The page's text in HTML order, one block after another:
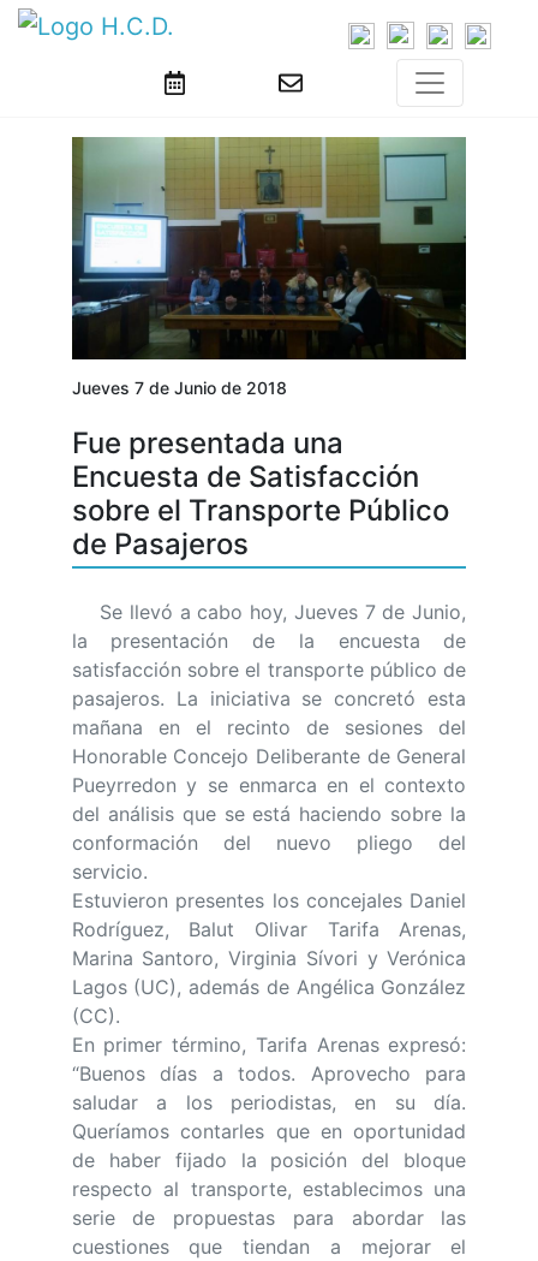
Jueves 7 de Junio de 2018
Fue presentada una
Encuesta de Satisfacción
sobre el Transporte Público
de Pasajeros
Se llevó a cabo hoy, Jueves 7 de Junio,
la presentación de la encuesta de
satisfacción sobre el transporte público de
pasajeros. La iniciativa se concretó esta
mañana en el recinto de sesiones del
Honorable Concejo Deliberante de General
Pueyrredon y se enmarca en el contexto
del análisis que se está haciendo sobre la
conformación del nuevo pliego del
servicio.
Estuvieron presentes los concejales Daniel
Rodríguez, Balut Olivar Tarifa Arenas,
Marina Santoro, Virginia Sívori y Verónica
Lagos (UC), además de Angélica González
(CC).
En primer término, Tarifa Arenas expresó:
“Buenos días a todos. Aprovecho para
saludar a los periodistas, en su día.
Queríamos contarles que en oportunidad
de haber fijado la posición del bloque
respecto al transporte, establecimos una
serie de propuestas para abordar las
cuestiones que tiendan a mejorar el